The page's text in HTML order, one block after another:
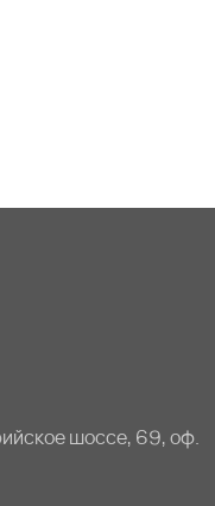
шоссе, 69, оф.